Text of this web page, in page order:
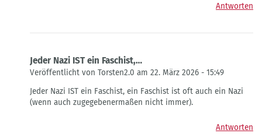
Antworten
Jeder Nazi IST ein Faschist,…
Veröffentlicht von Torsten2.0 am 22. März 2026 - 15:49
auf
Faschismus
Jeder Nazi IST ein Faschist, ein Faschist ist oft auch ein Nazi
(wenn auch zugegebenermaßen nicht immer).
Antworten